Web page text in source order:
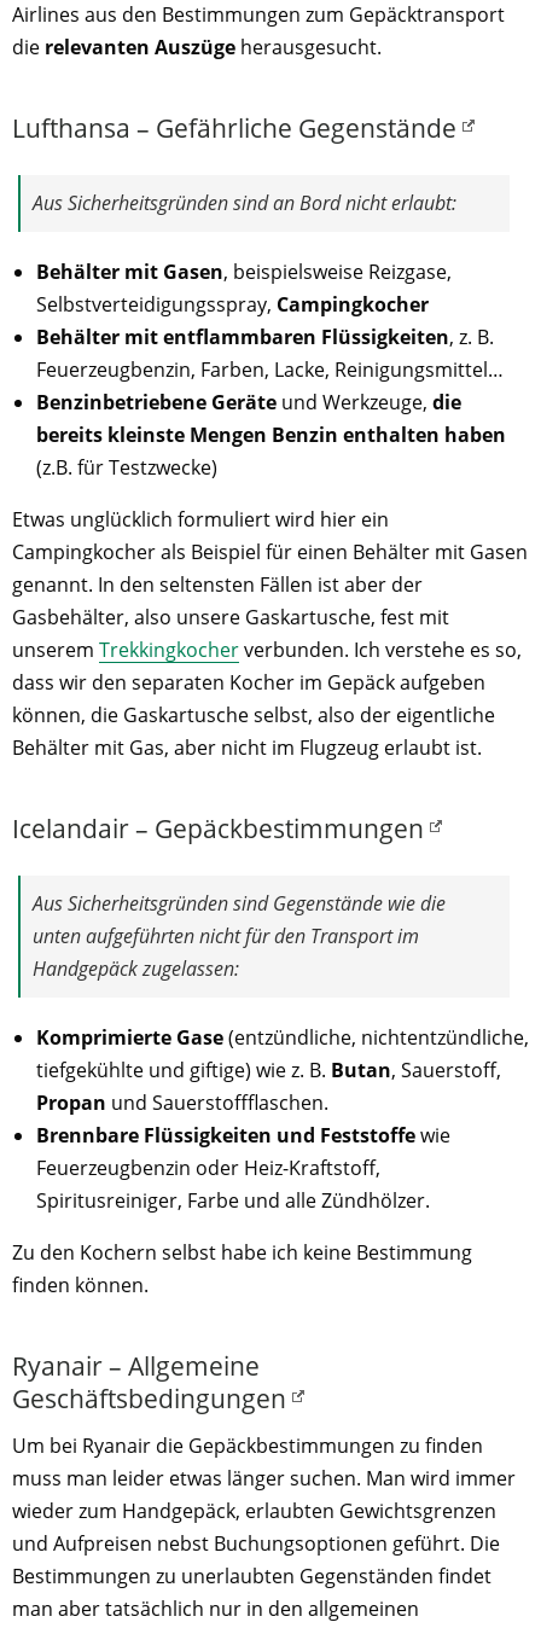
Airlines aus den Bestimmungen zum Gepäcktransport
die relevanten Auszüge herausgesucht.
Lufthansa – Gefährliche Gegenstände
Aus Sicherheitsgründen sind an Bord nicht erlaubt:
Behälter mit Gasen, beispielsweise Reizgase,
Selbstverteidigungsspray, Campingkocher
Behälter mit entflammbaren Flüssigkeiten, z. B.
Feuerzeugbenzin, Farben, Lacke, Reinigungsmittel…
Benzinbetriebene Geräte und Werkzeuge, die
bereits kleinste Mengen Benzin enthalten haben
(z.B. für Testzwecke)
Etwas unglücklich formuliert wird hier ein
Campingkocher als Beispiel für einen Behälter mit Gasen
genannt. In den seltensten Fällen ist aber der
Gasbehälter, also unsere Gaskartusche, fest mit
unserem Trekkingkocherverbunden. Ich verstehe es so,
dass wir den separaten Kocher im Gepäck aufgeben
können, die Gaskartusche selbst, also der eigentliche
Behälter mit Gas, aber nicht im Flugzeug erlaubt ist.
Icelandair – Gepäckbestimmungen
Aus Sicherheitsgründen sind Gegenstände wie die
unten aufgeführten nicht für den Transport im
Handgepäck zugelassen:
Komprimierte Gase(entzündliche, nichtentzündliche,
tiefgekühlte und giftige) wie z. B. Butan, Sauerstoff,
Propan und Sauerstoffflaschen.
Brennbare Flüssigkeiten und Feststoffewie
Feuerzeugbenzin oder Heiz-Kraftstoff,
Spiritusreiniger, Farbe und alle Zündhölzer.
Zu den Kochern selbst habe ich keine Bestimmung
finden können.
Ryanair – Allgemeine
Geschäftsbedingungen
Um bei Ryanair die Gepäckbestimmungen zu finden
muss man leider etwas länger suchen. Man wird immer
wieder zum Handgepäck, erlaubten Gewichtsgrenzen
und Aufpreisen nebst Buchungsoptionen geführt. Die
Bestimmungen zu unerlaubten Gegenständen findet
man aber tatsächlich nur in den allgemeinen